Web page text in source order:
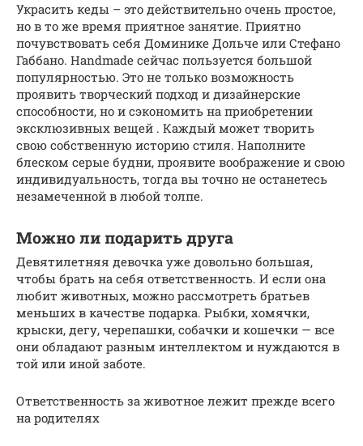
Украсить кеды – это действительно очень простое,
но в то же время приятное занятие. Приятно
почувствовать себя Доминике Дольче или Стефано
Габбано. Handmade сейчас пользуется большой
популярностью. Это не только возможность
проявить творческий подход и дизайнерские
способности, но и сэкономить на приобретении
эксклюзивных вещей . Каждый может творить
свою собственную историю стиля. Наполните
блеском серые будни, проявите воображение и свою
индивидуальность, тогда вы точно не останетесь
незамеченной в любой толпе.
Можно ли подарить друга
Девятилетняя девочка уже довольно большая,
чтобы брать на себя ответственность. И если она
любит животных, можно рассмотреть братьев
меньших в качестве подарка. Рыбки, хомячки,
крыски, дегу, черепашки, собачки и кошечки — все
они обладают разным интеллектом и нуждаются в
той или иной заботе.
Ответственность за животное лежит прежде всего
на родителях